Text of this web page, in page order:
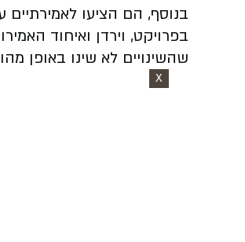
בנוסף, הם הציעו
בפרויקט, וירדן ואיחוד
שהשינויים לא שינו באופן
X